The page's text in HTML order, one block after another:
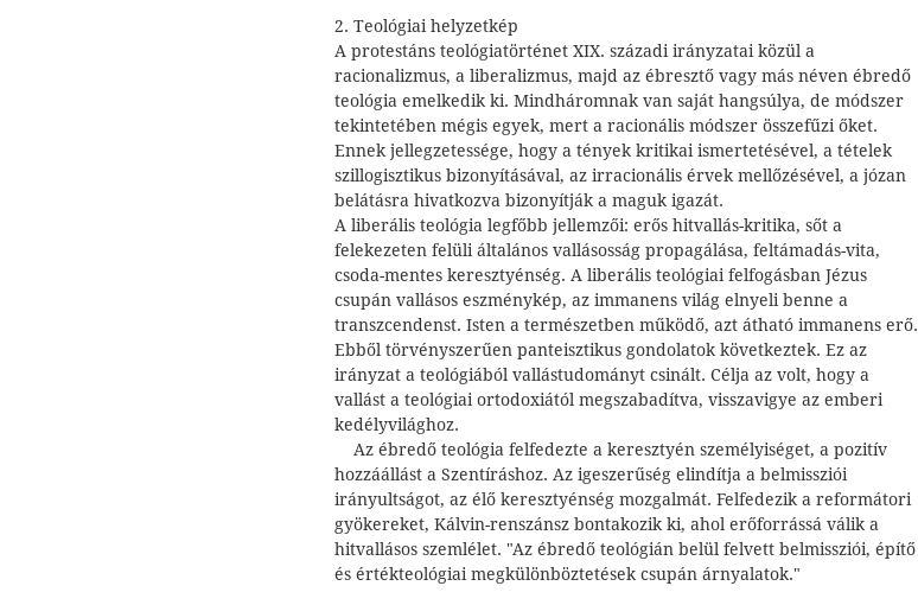
2. Teológiai helyzetkép
A protestáns teológiatörténet XIX. századi irányzatai közül a
racionalizmus, a liberalizmus, majd az ébresztő vagy más néven ébredő
teológia emelkedik ki. Mindháromnak van saját hangsúlya, de módszer
tekintetében mégis egyek, mert a racionális módszer összefűzi őket.
Ennek jellegzetessége, hogy a tények kritikai ismertetésével, a tételek
szillogisztikus bizonyításával, az irracionális érvek mellőzésével, a józan
belátásra hivatkozva bizonyítják a maguk igazát.
A liberális teológia legfőbb jellemzői: erős hitvallás-kritika, sőt a
felekezeten felüli általános vallásosság propagálása, feltámadás-vita,
csoda-mentes keresztyénség. A liberális teológiai felfogásban Jézus
csupán vallásos eszménykép, az immanens világ elnyeli benne a
transzcendenst. Isten a természetben működő, azt átható immanens erő.
Ebből törvényszerűen panteisztikus gondolatok következtek. Ez az
irányzat a teológiából vallástudományt csinált. Célja az volt, hogy a
vallást a teológiai ortodoxiától megszabadítva, visszavigye az emberi
kedélyvilághoz.
Az ébredő teológia felfedezte a keresztyén személyiséget, a pozitív
hozzáállást a Szentíráshoz. Az igeszerűség elindítja a belmissziói
irányultságot, az élő keresztyénség mozgalmát. Felfedezik a reformátori
gyökereket, Kálvin-renszánsz bontakozik ki, ahol erőforrássá válik a
hitvallásos szemlélet. "Az ébredő teológián belül felvett belmissziói, építő
és értékteológiai megkülönböztetések csupán árnyalatok."